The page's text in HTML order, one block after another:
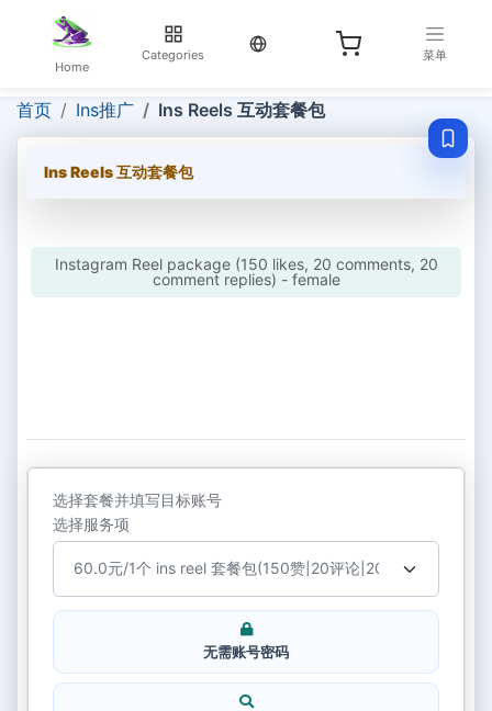
Home
Categories
当前语言：English
菜单
首页 Ins推广 Ins Reels 互动套餐包
Ins Reels 互动套餐包
Instagram Reel package (150 likes, 20 comments, 20
comment replies) - female
选择套餐并填写目标账号
选择服务项
无需账号密码